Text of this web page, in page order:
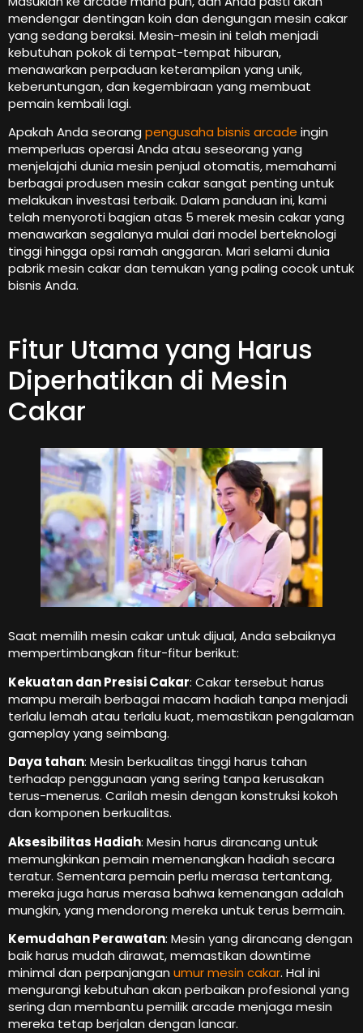
mendengar dentingan koin dan dengungan mesin cakar
yang sedang beraksi. Mesin-mesin ini telah menjadi
kebutuhan pokok di tempat-tempat hiburan,
menawarkan perpaduan keterampilan yang unik,
keberuntungan, dan kegembiraan yang membuat
pemain kembali lagi.
Apakah Anda seorang pengusaha bisnis arcade ingin
memperluas operasi Anda atau seseorang yang
menjelajahi dunia mesin penjual otomatis, memahami
berbagai produsen mesin cakar sangat penting untuk
melakukan investasi terbaik. Dalam panduan ini, kami
telah menyoroti bagian atas 5 merek mesin cakar yang
menawarkan segalanya mulai dari model berteknologi
tinggi hingga opsi ramah anggaran. Mari selami dunia
pabrik mesin cakar dan temukan yang paling cocok untuk
bisnis Anda.
Fitur Utama yang Harus
Diperhatikan di Mesin
Cakar
Saat memilih mesin cakar untuk dijual, Anda sebaiknya
mempertimbangkan fitur-fitur berikut:
Kekuatan dan Presisi Cakar: Cakar tersebut harus
mampu meraih berbagai macam hadiah tanpa menjadi
terlalu lemah atau terlalu kuat, memastikan pengalaman
gameplay yang seimbang.
Daya tahan: Mesin berkualitas tinggi harus tahan
terhadap penggunaan yang sering tanpa kerusakan
terus-menerus. Carilah mesin dengan konstruksi kokoh
dan komponen berkualitas.
Aksesibilitas Hadiah: Mesin harus dirancang untuk
memungkinkan pemain memenangkan hadiah secara
teratur. Sementara pemain perlu merasa tertantang,
mereka juga harus merasa bahwa kemenangan adalah
mungkin, yang mendorong mereka untuk terus bermain.
Kemudahan Perawatan: Mesin yang dirancang dengan
baik harus mudah dirawat, memastikan downtime
minimal dan perpanjangan umur mesin cakar. Hal ini
mengurangi kebutuhan akan perbaikan profesional yang
sering dan membantu pemilik arcade menjaga mesin
mereka tetap berjalan dengan lancar.